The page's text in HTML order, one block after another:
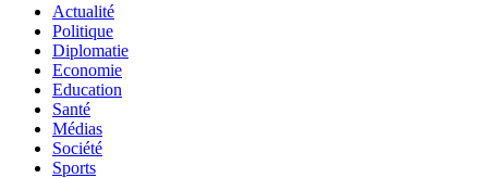
Actualité
Politique
Diplomatie
Economie
Education
Santé
Médias
Société
Sports